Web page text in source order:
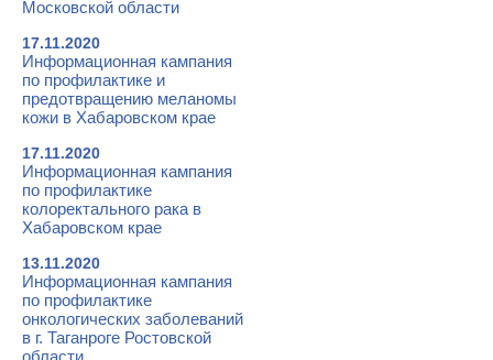
Московской области
17.11.2020
Информационная кампания
по профилактике и
предотвращению меланомы
кожи в Хабаровском крае
17.11.2020
Информационная кампания
по профилактике
колоректального рака в
Хабаровском крае
13.11.2020
Информационная кампания
по профилактике
онкологических заболеваний
в г. Таганроге Ростовской
области